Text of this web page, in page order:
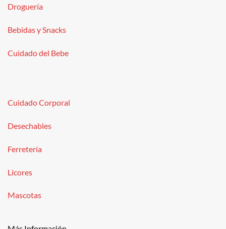
Droguería
Bebidas y Snacks
Cuidado del Bebe
Cuidado Corporal
Desechables
Ferretería
Licores
Mascotas